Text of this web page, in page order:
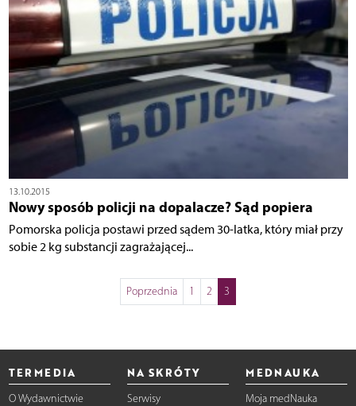
13.10.2015
Nowy sposób policji na dopalacze? Sąd popiera
Pomorska policja postawi przed sądem 30-latka, który miał przy
sobie 2 kg substancji zagrażającej...
Poprzednia 1 2 3
TERMEDIA
O Wydawnictwie
NA SKRÓTY
Serwisy
MEDNAUKA
Moja medNauka